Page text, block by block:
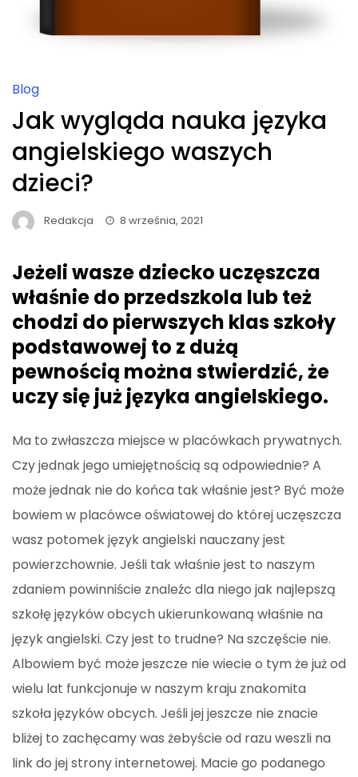
Blog
Jak wygląda nauka języka
angielskiego waszych
dzieci?
Redakcja 8 września, 2021
Jeżeli wasze dziecko uczęszcza
właśnie do przedszkola lub też
chodzi do pierwszych klas szkoły
podstawowej to z dużą
pewnością można stwierdzić, że
uczy się już języka angielskiego.
Ma to zwłaszcza miejsce w placówkach prywatnych.
Czy jednak jego umiejętnością są odpowiednie? A
może jednak nie do końca tak właśnie jest? Być może
bowiem w placówce oświatowej do której uczęszcza
wasz potomek język angielski nauczany jest
powierzchownie. Jeśli tak właśnie jest to naszym
zdaniem powinniście znaleźc dla niego jak najlepszą
szkołę języków obcych ukierunkowaną właśnie na
język angielski. Czy jest to trudne? Na szczęście nie.
Albowiem być może jeszcze nie wiecie o tym że już od
wielu lat funkcjonuje w naszym kraju znakomita
szkoła języków obcych. Jeśli jej jeszcze nie znacie
bliżej to zachęcamy was żebyście od razu weszli na
link do jej strony internetowej. Macie go podanego